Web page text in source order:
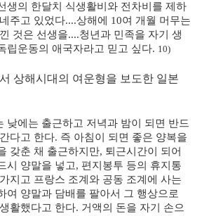
생의 한달치 식생활비와 전차비를 제하
주고 있었다....상해에 10여 개월 머무는
것은 선생을....청년과 민족을 자기 생
립운동의 애국자라고 믿고 싶다. 10)
상해시대의 여운형을 보도한 일본
낮에는 출근하고 저녁과 밤이 되면 반드
다고 한다. 즉 아침이 되면 좋은 양복을
갖춘 채 출근하지만, 퇴근시간이 되어
시 양말을 넣고, 편지봉투 등의 휴지통
지고 프랑스 조계와 공동 조계에 사는
여 양말과 담배를 팔아서 그 행상으로
활했다고 한다. 거액의 돈을 자기 손으